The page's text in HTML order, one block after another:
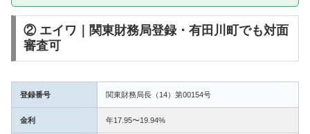
② エイワ｜関東財務局登録・有田川町でも対面
審査可
登録番号 関東財務局長（14）第00154号
金利 年17.95〜19.94%